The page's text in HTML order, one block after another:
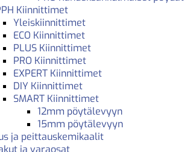
Kiinnittimet
Yleiskiinnittimet
ECO Kiinnittimet
PLUS Kiinnittimet
PRO Kiinnittimet
EXPERT Kiinnittimet
DIY Kiinnittimet
SMART Kiinnittimet
12mm pöytälevyyn
15mm pöytälevyyn
ja peittauskemikaalit
ja varaosat